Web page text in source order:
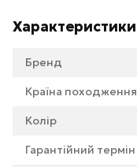
Характеристики
Бренд
Країна походження
Колір
Гарантійний термін